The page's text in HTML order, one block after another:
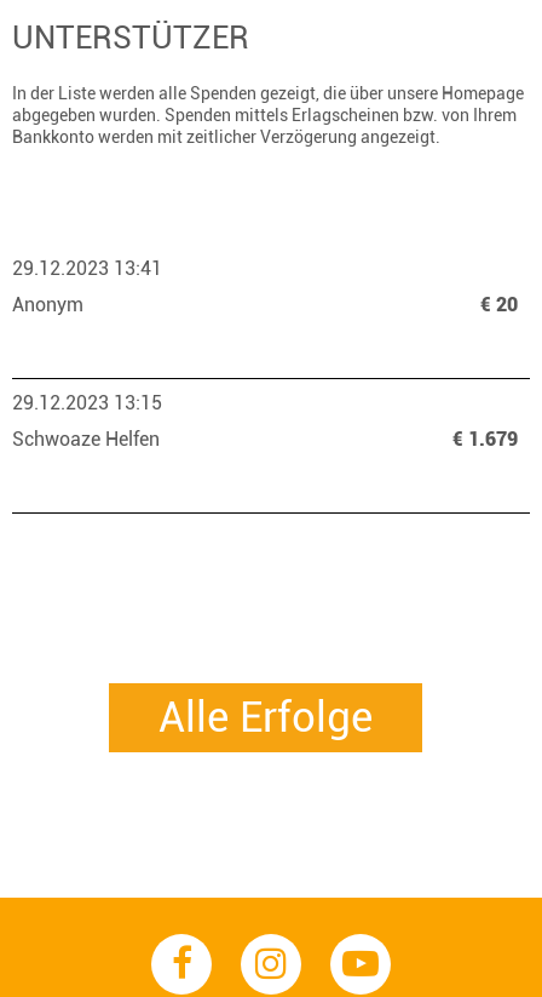
UNTERSTÜTZER
In der Liste werden alle Spenden gezeigt, die über unsere Homepage
abgegeben wurden. Spenden mittels Erlagscheinen bzw. von Ihrem
Bankkonto werden mit zeitlicher Verzögerung angezeigt.
29.12.2023 13:41
Anonym
€ 20
29.12.2023 13:15
Schwoaze Helfen
€ 1.679
Alle Erfolge